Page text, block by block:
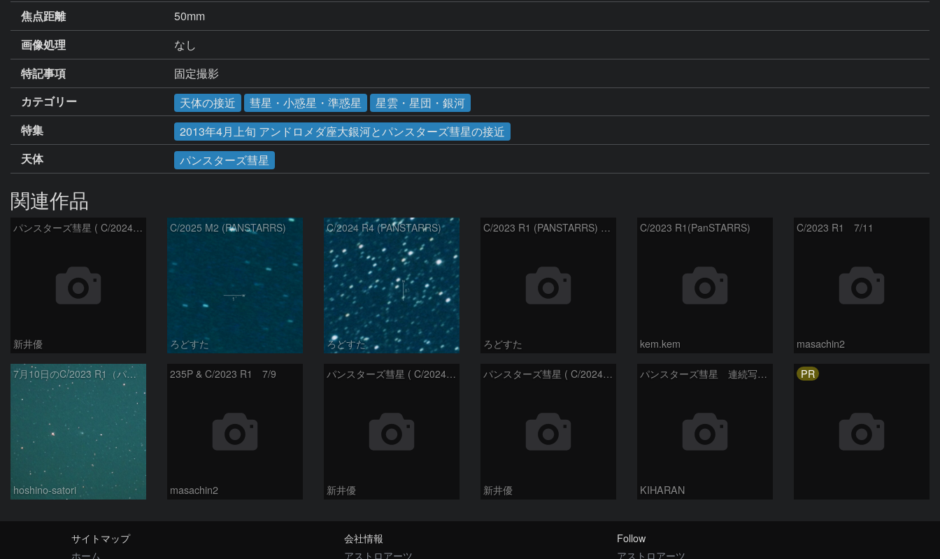
焦点距離
50mm
画像処理
なし
特記事項
固定撮影
カテゴリー
天体の接近 彗星・小惑星・準惑星
星雲・星団・銀河
特集
2013年4月上旬 アンドロメダ座大銀河とパンスターズ彗星の接近
天体
パンスターズ彗星
関連作品
パンスターズ彗星 ( C/2024R4 )：2026/07/27
新井優
C/2025 M2 (PANSTARRS)
ろどすた
C/2024 R4 (PANSTARRS)
ろどすた
C/2023 R1 (PANSTARRS) の変化
ろどすた
C/2023 R1(PanSTARRS)
kem.kem
C/2023 R1 7/11
masachin2
7月10日のC/2023 R1（パンスターズ彗星）
hoshino-satori
235P & C/2023 R1 7/9
masachin2
パンスターズ彗星 ( C/2024R4 )：2026/06/28
新井優
パンスターズ彗星 ( C/2024G4 )の予報位置：2026/06/23
新井優
パンスターズ彗星 連続写真 再処理
KIHARAN
PR
サイトマップ
ホーム
会社情報
アストロアーツ
Follow
アストロアーツ